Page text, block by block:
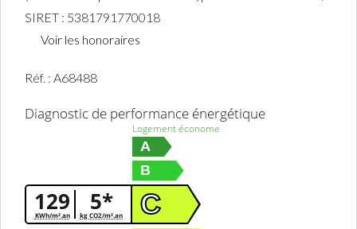
SIRET : 5381791770018
Voir les honoraires
Réf. : A68488
Diagnostic de performance énergétique
129
KWh/m².an 5*
kg CO2/m².an
Logement économe
A
B
C